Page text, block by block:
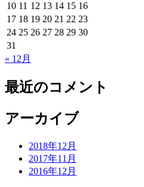
10 11 12 13 14 15 16
17 18 19 20 21 22 23
24 25 26 27 28 29 30
31
« 12月
最近のコメント
アーカイブ
2018年12月
2017年11月
2016年12月